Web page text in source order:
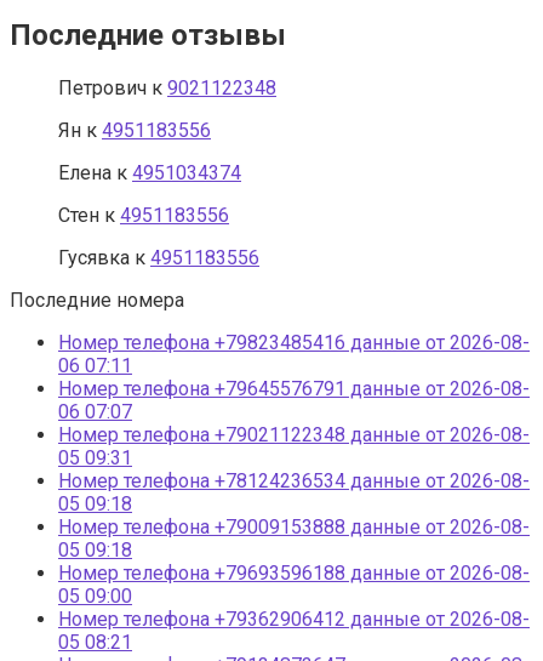
Последние отзывы
Петрович к 9021122348
Ян к 4951183556
Елена к 4951034374
Стен к 4951183556
Гусявка к 4951183556
Последние номера
Номер телефона +79823485416 данные от 2026-08-
06 07:11
Номер телефона +79645576791 данные от 2026-08-
06 07:07
Номер телефона +79021122348 данные от 2026-08-
05 09:31
Номер телефона +78124236534 данные от 2026-08-
05 09:18
Номер телефона +79009153888 данные от 2026-08-
05 09:18
Номер телефона +79693596188 данные от 2026-08-
05 09:00
Номер телефона +79362906412 данные от 2026-08-
05 08:21